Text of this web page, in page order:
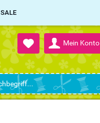
Mein Konto